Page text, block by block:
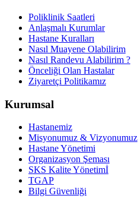
Poliklinik Saatleri
Anlaşmalı Kurumlar
Hastane Kuralları
Nasıl Muayene Olabilirim
Nasıl Randevu Alabilirim ?
Önceliği Olan Hastalar
Ziyaretçi Politikamız
Kurumsal
Hastanemiz
Misyonumuz & Vizyonumuz
Hastane Yönetimi
Organizasyon Şeması
SKS Kalite Yönetimİ
TGAP
Bilgi Güvenliği